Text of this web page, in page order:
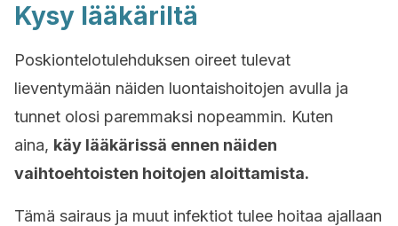
Kysy lääkäriltä
Poskiontelotulehduksen oireet tulevat
lieventymään näiden luontaishoitojen avulla ja
tunnet olosi paremmaksi nopeammin. Kuten
aina, käy lääkärissä ennen näiden
vaihtoehtoisten hoitojen aloittamista.
Tämä sairaus ja muut infektiot tulee hoitaa ajallaan